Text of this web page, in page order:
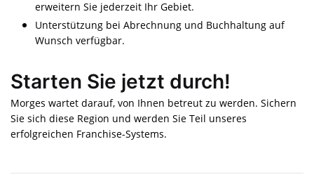
erweitern Sie jederzeit Ihr Gebiet.
Unterstützung bei Abrechnung und Buchhaltung auf
Wunsch verfügbar.
Starten Sie jetzt durch!
Morges wartet darauf, von Ihnen betreut zu werden. Sichern
Sie sich diese Region und werden Sie Teil unseres
erfolgreichen Franchise-Systems.